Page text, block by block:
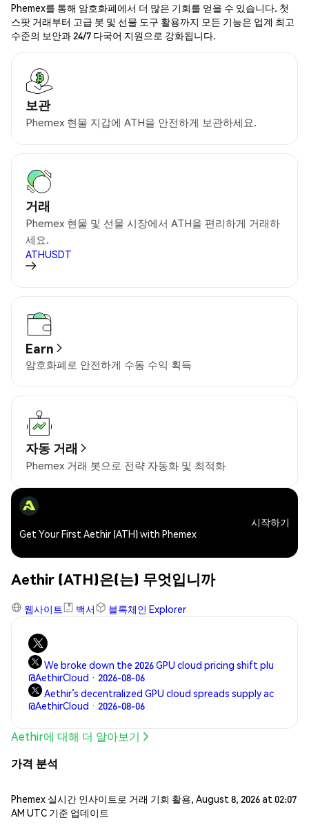
Phemex를 통해 암호화폐에서 더 많은 기회를 얻을 수 있습니다. 첫
스팟 거래부터 고급 봇 및 선물 도구 활용까지 모든 기능은 업계 최고
수준의 보안과 24/7 다국어 지원으로 강화됩니다.
보관
Phemex 현물 지갑에 ATH을 안전하게 보관하세요.
거래
Phemex 현물 및 선물 시장에서 ATH을 편리하게 거래하
세요.
ATHUSDT
Earn
암호화폐로 안전하게 수동 수익 획득
자동 거래
Phemex 거래 봇으로 전략 자동화 및 최적화
Get Your First Aethir (ATH) with Phemex
시작하기
Aethir (ATH)은(는) 무엇입니까
웹사이트 백서 블록체인 Explorer
We broke down the 2026 GPU cloud pricing shift plu
@AethirCloud · 2026-08-06
Aethir’s decentralized GPU cloud spreads supply ac
@AethirCloud · 2026-08-06
Aethir에 대해 더 알아보기
가격 분석
Phemex 실시간 인사이트로 거래 기회 활용, August 8, 2026 at 02:07
AM UTC 기준 업데이트